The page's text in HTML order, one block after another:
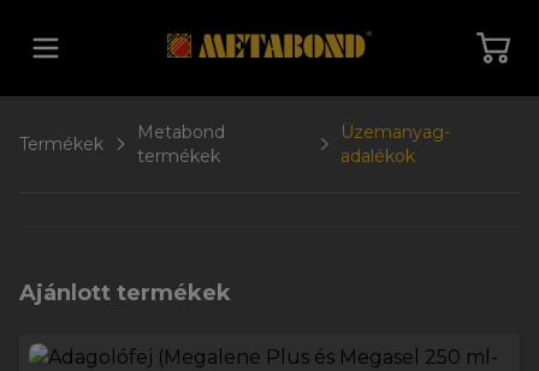
Termékek
Metabond
termékek
Üzemanyag-
adalékok
Ajánlott termékek